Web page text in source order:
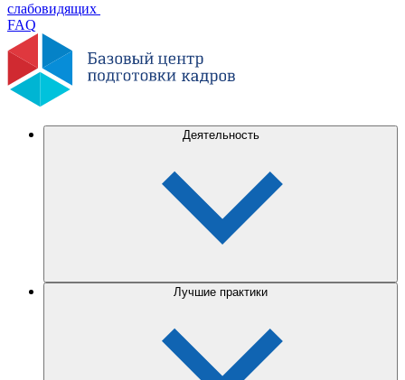
слабовидящих
FAQ
Деятельность
Лучшие практики